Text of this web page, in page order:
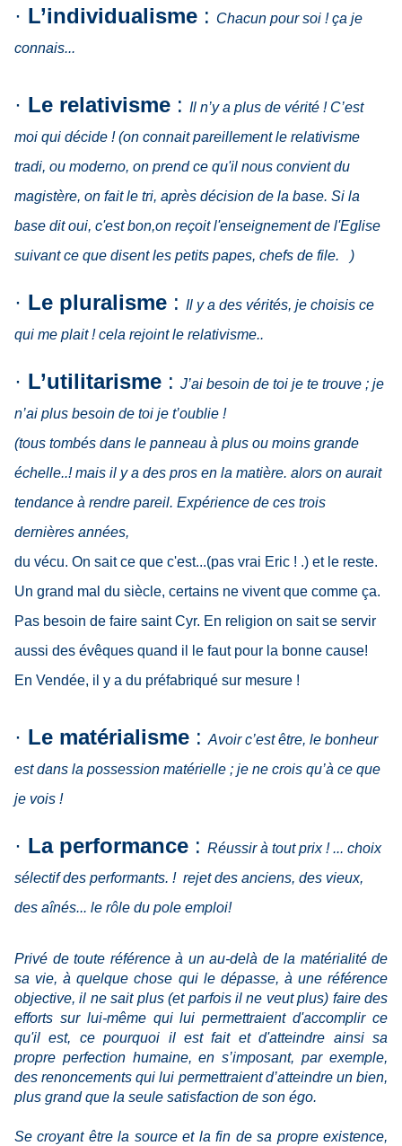
· L’individualisme : Chacun pour soi ! ça je
connais...
· Le relativisme : Il n’y a plus de vérité ! C’est
moi qui décide ! (on connait pareillement le relativisme
tradi, ou moderno, on prend ce qu'il nous convient du
magistère, on fait le tri, après décision de la base. Si la
base dit oui, c'est bon,on reçoit l'enseignement de l'Eglise
suivant ce que disent les petits papes, chefs de file. )
· Le pluralisme : Il y a des vérités, je choisis ce
qui me plait ! cela rejoint le relativisme..
· L’utilitarisme : J’ai besoin de toi je te trouve ; je
n’ai plus besoin de toi je t’oublie !
(tous tombés dans le panneau à plus ou moins grande
échelle..! mais il y a des pros en la matière. alors on aurait
tendance à rendre pareil. Expérience de ces trois
dernières années,
du vécu. On sait ce que c'est...(pas vrai Eric ! .) et le reste.
Un grand mal du siècle, certains ne vivent que comme ça.
Pas besoin de faire saint Cyr. En religion on sait se servir
aussi des évêques quand il le faut pour la bonne cause!
En Vendée, il y a du préfabriqué sur mesure !
· Le matérialisme : Avoir c’est être, le bonheur
est dans la possession matérielle ; je ne crois qu’à ce que
je vois !
· La performance : Réussir à tout prix ! ... choix
sélectif des performants. ! rejet des anciens, des vieux,
des aînés... le rôle du pole emploi!
Privé de toute référence à un au-delà de la matérialité de
sa vie, à quelque chose qui le dépasse, à une référence
objective, il ne sait plus (et parfois il ne veut plus) faire des
efforts sur lui-même qui lui permettraient d'accomplir ce
qu'il est, ce pourquoi il est fait et d'atteindre ainsi sa
propre perfection humaine, en s’imposant, par exemple,
des renoncements qui lui permettraient d’atteindre un bien,
plus grand que la seule satisfaction de son égo.
Se croyant être la source et la fin de sa propre existence,